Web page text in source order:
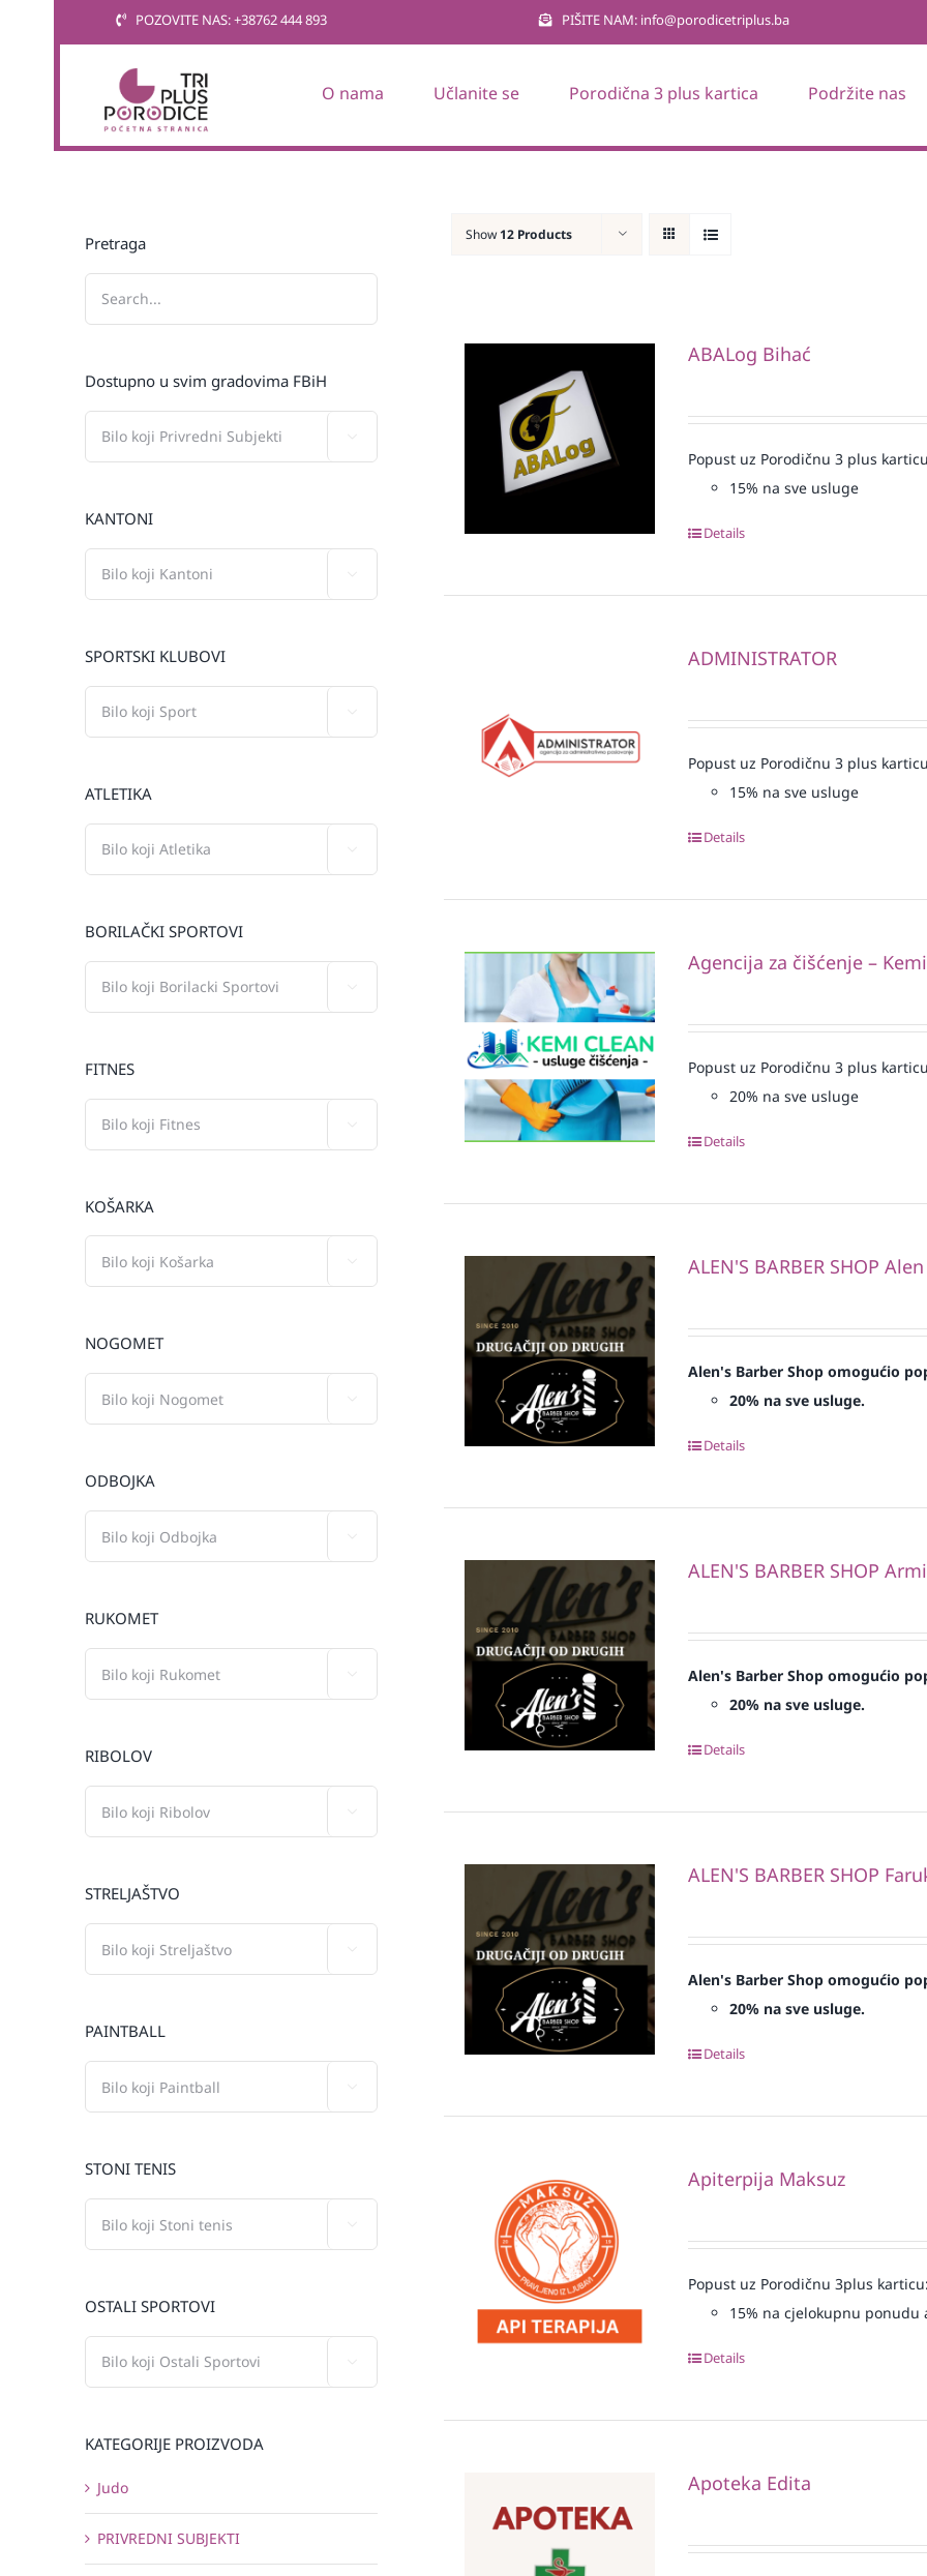
POZOVITE NAS: +38762 444 893 PIŠITE NAM: info@porodicetriplus.ba
O nama Učlanite se Porodična 3 plus kartica Podržite nas
Show 12 Products
ABALog Bihać
Popust uz Porodičnu 3 plus
15% na sve usluge
Details
ADMINISTRATOR
Popust uz Porodičnu 3 plus
15% na sve usluge
Details
Agencija za čišćenje –
Popust uz Porodičnu 3 plus
20% na sve usluge
Details
ALEN'S BARBER SHOP
Alen's Barber Shop omogućio
20% na sve usluge.
Details
ALEN'S BARBER SHOP
Alen's Barber Shop omogućio
20% na sve usluge.
Details
ALEN'S BARBER SHOP
Alen's Barber Shop omogućio
20% na sve usluge.
Details
Apiterpija Maksuz
Popust uz Porodičnu 3plus
15% na cjelokupnu ponudu
Details
Apoteka Edita
Pretraga
Dostupno u svim gradovima FBiH
KANTONI
SPORTSKI KLUBOVI
ATLETIKA
BORILAČKI SPORTOVI
FITNES
KOŠARKA
NOGOMET
ODBOJKA
RUKOMET
RIBOLOV
STRELJAŠTVO
PAINTBALL
STONI TENIS
OSTALI SPORTOVI
KATEGORIJE PROIZVODA
Judo
PRIVREDNI SUBJEKTI